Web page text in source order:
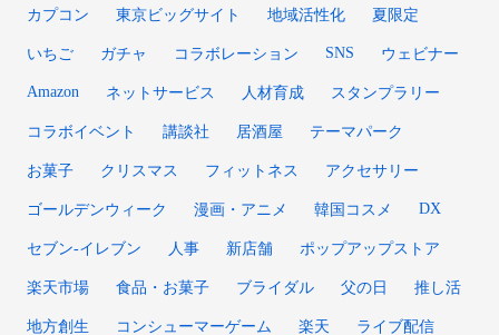
カプコン 東京ビッグサイト 地域活性化 夏限定
いちご ガチャ コラボレーション SNS ウェビナー
Amazon ネットサービス 人材育成 スタンプラリー
コラボイベント 講談社 居酒屋 テーマパーク
お菓子 クリスマス フィットネス アクセサリー
ゴールデンウィーク 漫画・アニメ 韓国コスメ DX
セブン‐イレブン 人事 新店舗 ポップアップストア
楽天市場 食品・お菓子 ブライダル 父の日 推し活
地方創生 コンシューマーゲーム 楽天 ライブ配信